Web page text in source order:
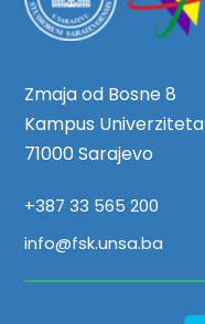
Zmaja od Bosne 8
Kampus Univerziteta
71000 Sarajevo
+387 33 565 200
info@fsk.unsa.ba